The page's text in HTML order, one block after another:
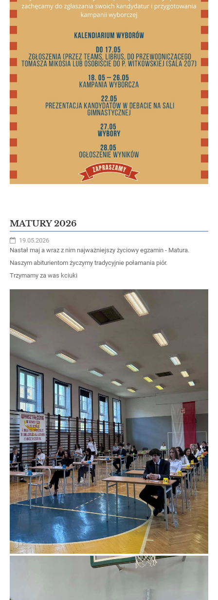
MATURY 2026
19.05.2026
Nastał maj a wraz z nim najważniejszy życiowy egzamin - Matura.
Naszym abiturientom życzymy tradycyjnie połamania piór.
Trzymamy za was kciuki